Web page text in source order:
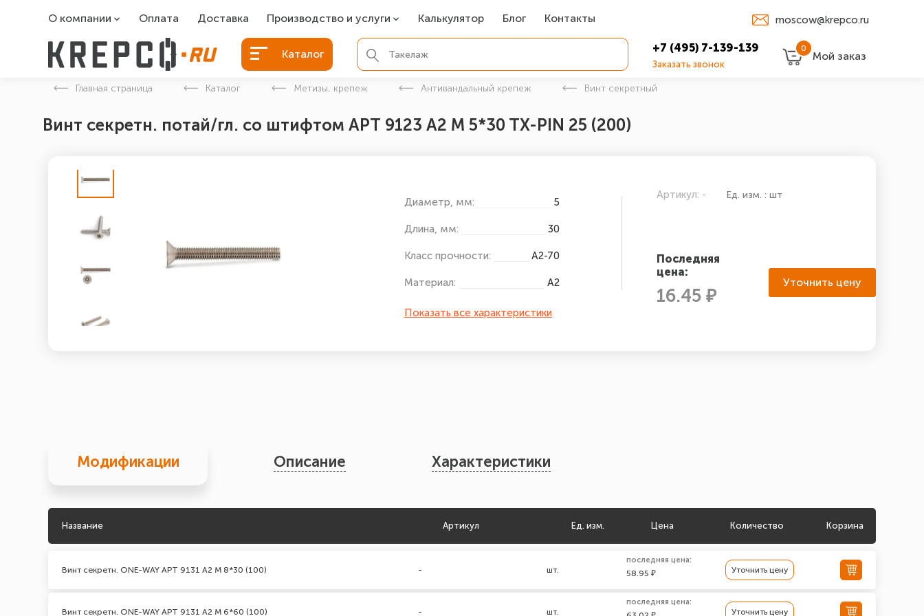
О компании
О компании
Оплата Доставка Производство и услуги
Болты БСР
Болты для фундамента
Закладные детали
Калькулятор Блог Контакты moscow@krepco.ru
Каталог +7 (495) 7-139-139
Заказать звонок
0
Мой заказ
Главная страница Каталог Метизы, крепеж Антивандальный крепеж Винт секретный
Винт секретн. потай/гл. со штифтом АРТ 9123 А2 M 5*30 TX-PIN 25 (200)
Диаметр, мм: 5
Длина, мм: 30
Класс прочности: А2-70
Материал: А2
Показать все характеристики
Артикул: - Ед. изм. : шт
Последняя
цена:
16.45 ₽
Уточнить цену
Модификации Описание Характеристики
Название Артикул Ед. изм. Цена Количество Корзина
Винт секретн. ONE-WAY АРТ 9131 А2 M 8*30 (100) - шт.
последняя цена:
58.95 ₽ Уточнить цену
Винт секретн. ONE-WAY АРТ 9131 А2 M 6*60 (100) - шт.
последняя цена:
Уточнить цену